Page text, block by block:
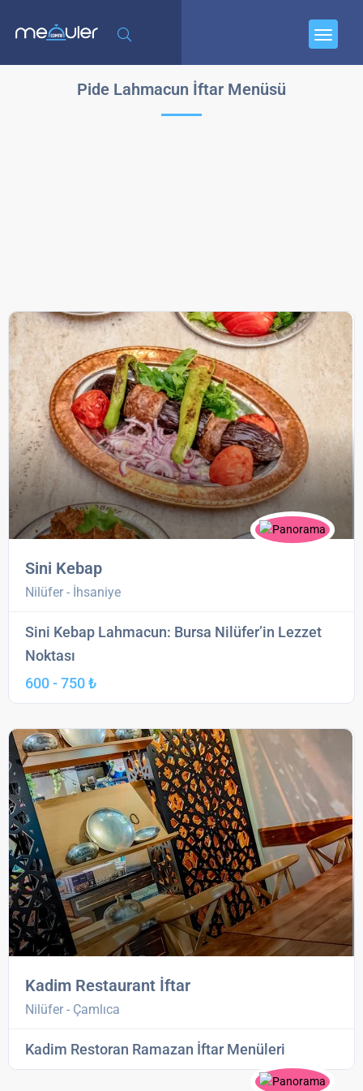
Pide Lahmacun İftar Menüsü
Sini Kebap
Nilüfer - İhsaniye
Sini Kebap Lahmacun: Bursa Nilüfer’in Lezzet
Noktası
600 - 750 ₺
Kadim Restaurant İftar
Nilüfer - Çamlıca
Kadim Restoran Ramazan İftar Menüleri